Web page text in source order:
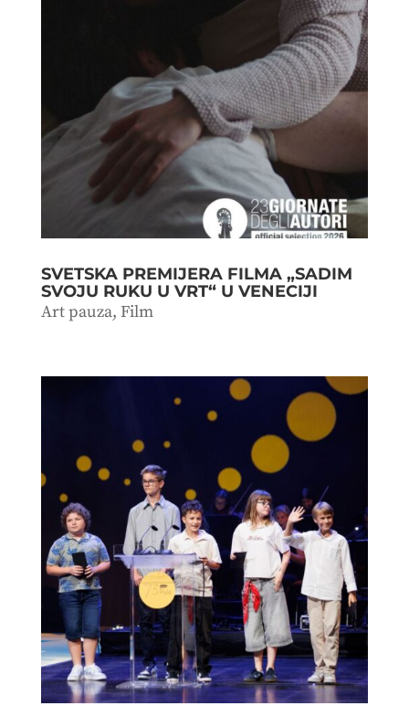
SVETSKA PREMIJERA FILMA „SADIM
SVOJU RUKU U VRT“ U VENECIJI
Art pauza, Film